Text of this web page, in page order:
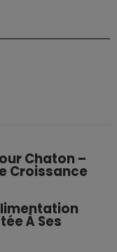
Chaton –
Croissance
À Ses